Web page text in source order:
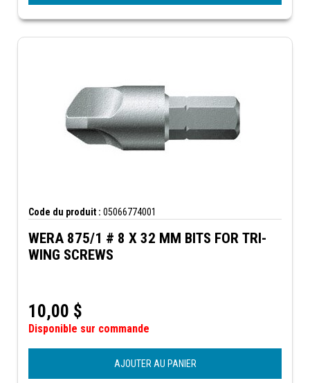
Code du produit : 05066774001
WERA 875/1 # 8 X 32 MM BITS FOR TRI-
WING SCREWS
10,00 $
Disponible sur commande
AJOUTER AU PANIER